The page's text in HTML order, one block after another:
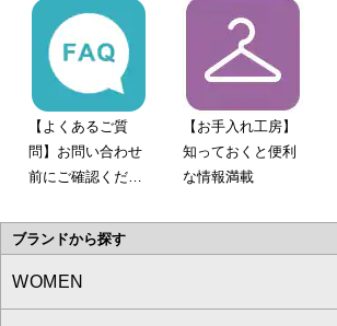
【よくあるご質
問】お問い合わせ
前にご確認くださ
【お手入れ工房】
知っておくと便利
な情報満載
ブランドから探す
WOMEN